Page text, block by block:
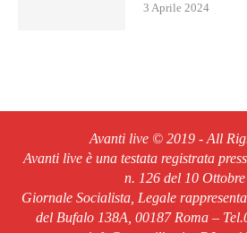
3 Aprile 2024
Avanti live © 2019 - All
Avanti live è una testata registrata
n. 126 del 10
Giornale Socialista, Legale
del Bufalo 138A, 00187 Roma –